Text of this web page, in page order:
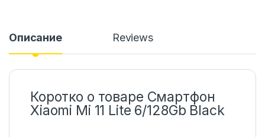
Описание Reviews
Коротко о товаре Смартфон
Xiaomi Mi 11 Lite 6/128Gb Black